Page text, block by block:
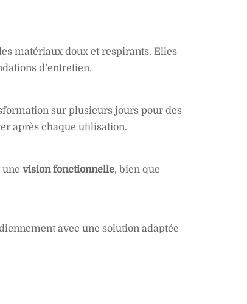
matériaux doux et respirants. Elles
d’entretien.
sur plusieurs jours pour des
après chaque utilisation.
vision fonctionnelle, bien que
avec une solution adaptée